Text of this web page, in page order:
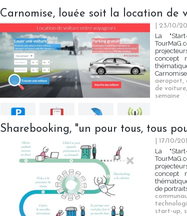
Carnomise, louée soit la location de
| 23/10/
La
concept
aeroport,
de voiture,
semaine
Sharebooking, "un pour tous, tous
| 17/10/
La
concept
de
start-up,